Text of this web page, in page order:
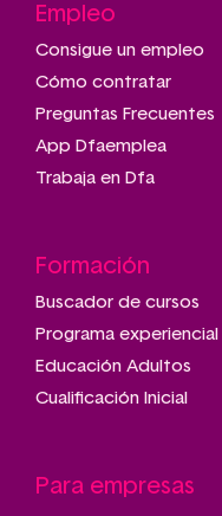
Empleo
Consigue un empleo
Cómo contratar
Preguntas Frecuentes
App Dfaemplea
Trabaja en Dfa
Formación
Buscador de cursos
Programa
Educación Adultos
Cualificación Inicial
Para empresas